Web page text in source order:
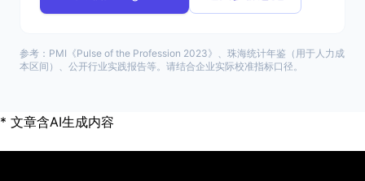
参考：PMI《Pulse of the Profession 2023》、珠海统计年鉴（用于人力成
本区间）、公开行业实践报告等。请结合企业实际校准指标口径。
* 文章含AI生成内容